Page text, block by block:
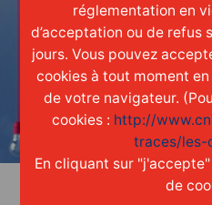
grâce aux
réglementation en
d’acceptation ou de refus
jours. Vous pouvez
cookies à tout moment
de votre navigateur.
cookies : http://
traces/les-
En cliquant sur
de